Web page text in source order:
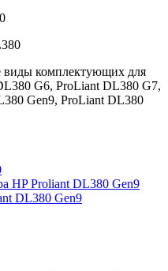
виды комплектующих для
G6, ProLiant DL380 G7,
Gen9, ProLiant DL380
HP Proliant DL380 Gen9
DL380 Gen9